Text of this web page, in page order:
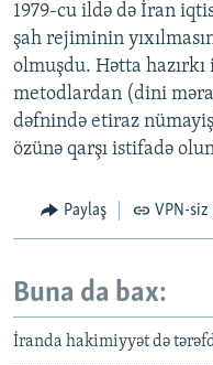
1979-cu ildə də İran
şah rejiminin
olmuşdu. Hətta
metodlardan (dini
dəfnində etiraz
özünə qarşı istifadə
Paylaş VPN-siz
Buna da bax:
İranda hakimiyyət də